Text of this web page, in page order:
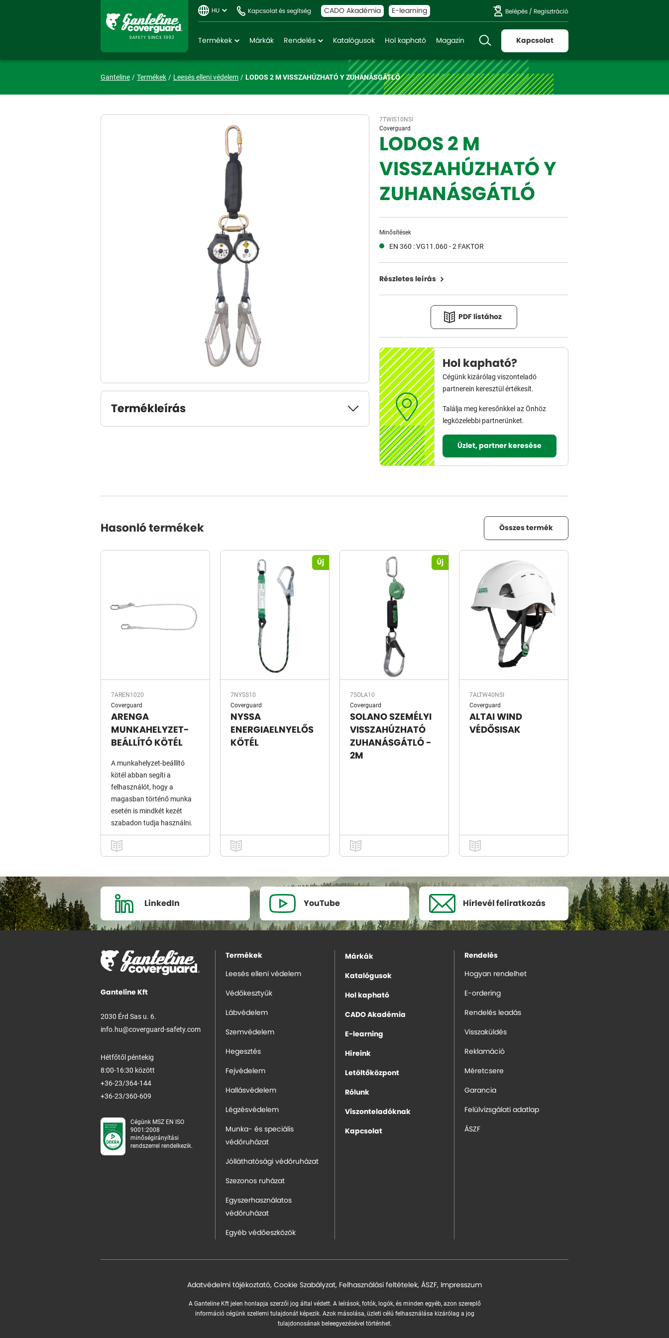
HU Kapcsolat és segítség CADO Akadémia E-learning Belépés / Regisztráció
Termékek Márkák Rendelés Katalógusok Hol kapható Magazin Kapcsolat
Ganteline Termékek Leesés elleni védelem LODOS 2 M VISSZAHÚZHATÓ Y ZUHANÁSGÁTLÓ
Termékleírás
7TWIS10NSI
Coverguard
LODOS 2 M
VISSZAHÚZHATÓ Y
ZUHANÁSGÁTLÓ
Minősítések
EN 360 : VG11.060 - 2 FAKTOR
Részletes leírás
PDF listához
Hol kapható?
Cégünk kizárólag viszonteladó
partnerein keresztül értékesít.
Találja meg keresőnkkel az Önhöz
legközelebbi partnerünket.
Üzlet, partner keresése
Hasonló termékek Összes termék
7AREN1020
Coverguard
ARENGA
MUNKAHELYZET-
BEÁLLÍTÓ KÖTÉL
A munkahelyzet-beállító
kötél abban segíti a
felhasználót, hogy a
magasban történő munka
esetén is mindkét kezét
szabadon tudja használni.
Új
7NYSS10
Coverguard
NYSSA
ENERGIAELNYELŐS
KÖTÉL
Új
7SOLA10
Coverguard
SOLANO SZEMÉLYI
VISSZAHÚZHATÓ
ZUHANÁSGÁTLÓ -
2M
7ALTW40NSI
Coverguard
ALTAI WIND
VÉDŐSISAK
LinkedIn YouTube Hírlevél feliratkozás
Ganteline Kft
2030 Érd Sas u. 6.
info.hu@coverguard-safety.com
Hétfőtől péntekig
8:00-16:30 között
+36-23/364-144
+36-23/360-609
Cégünk MSZ EN ISO
9001:2008
minőségirányítási
rendszerrel rendelkezik.
Termékek
Leesés elleni védelem
Védőkesztyűk
Lábvédelem
Szemvédelem
Hegesztés
Fejvédelem
Hallásvédelem
Légzésvédelem
Munka- és speciális
védőruházat
Jólláthatósági védőruházat
Szezonos ruházat
Egyszerhasználatos
védőruházat
Egyéb védőeszközök
Márkák
Katalógusok
Hol kapható
CADO Akadémia
E-learning
Híreink
Letöltőközpont
Rólunk
Viszonteladóknak
Kapcsolat
Rendelés
Hogyan rendelhet
E-ordering
Rendelés leadás
Visszaküldés
Reklamáció
Méretcsere
Garancia
Felülvizsgálati adatlap
ÁSZF
Adatvédelmi tájékoztató, Cookie Szabályzat, Felhasználási feltételek, ÁSZF, Impresszum
A Ganteline Kft jelen honlapja szerzői jog által védett. A leírások, fotók, logók, és minden egyéb, azon szereplő
információ cégünk szellemi tulajdonát képezik. Azok másolása, üzleti célú felhasználása kizárólag a jog
tulajdonosának beleegyezésével történhet.